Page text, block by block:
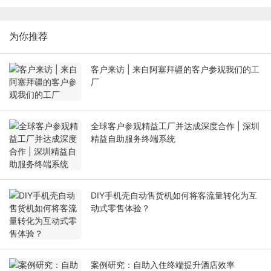
为你推荐
客户来访 | 来自阿塞拜疆的客户参观我们的工
厂
全球客户参观精益工厂并达成深度合作 | 深圳
精益自助服务终端系统
DIY手机壳自动售货机如何将客流量转化为互
动式零售体验？
案例研究：自助入住终端提升酒店效率